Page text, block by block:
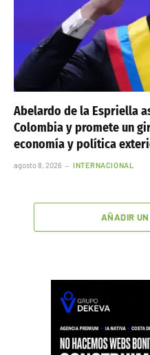
Abelardo de la Espriella
Colombia y promete un
economía y política
agosto 8, 2026 INTERNACIONAL
AÑADIR